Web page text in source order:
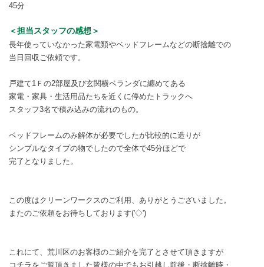
45分
＜担当スタッフの感想＞
長年使っていなかった家電類やベッドフレームなどの断捨離での
当日回収ご依頼です。
戸建て1Ｆの2部屋及び玄関横ベランダに纏めてある
家電・家具・生活用品たちを近くに停めたトラックへ
スタッフ3名で積み込みの流れのもの。
ベッドフレームのみ解体が必要でしたが比較的に造りが
シンプルなタイプの物でしたので全体で45分ほどで
完了となりました。
この度はクリーンワークスのご利用、ありがとうございました。
またのご依頼をお待ちしております('◇')ゞ
これにて、荒川区のお客様のご紹介を完了とさせて頂きますが
コチラをご覧頂きました皆様の中でもお引越し前後・断捨離時・